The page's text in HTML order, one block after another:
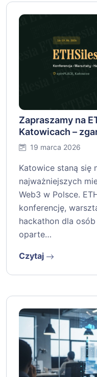
Zapraszamy na
Katowicach –
19 marca 2026
Katowice staną się
najważniejszych
Web3 w Polsce.
konferencję,
hackathon dla
oparte…
Czytaj